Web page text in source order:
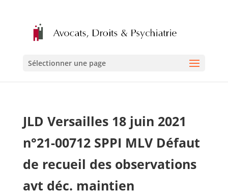
Sélectionner une page
JLD Versailles 18 juin 2021
n°21-00712 SPPI MLV Défaut
de recueil des observations
avt déc. maintien